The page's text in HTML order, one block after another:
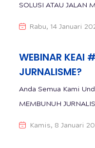
Rabu, 14 Januari
WEBINAR KEAI
JURNALISME?
Anda Semua Kami Undang MALAM
Kamis, 8 Januari